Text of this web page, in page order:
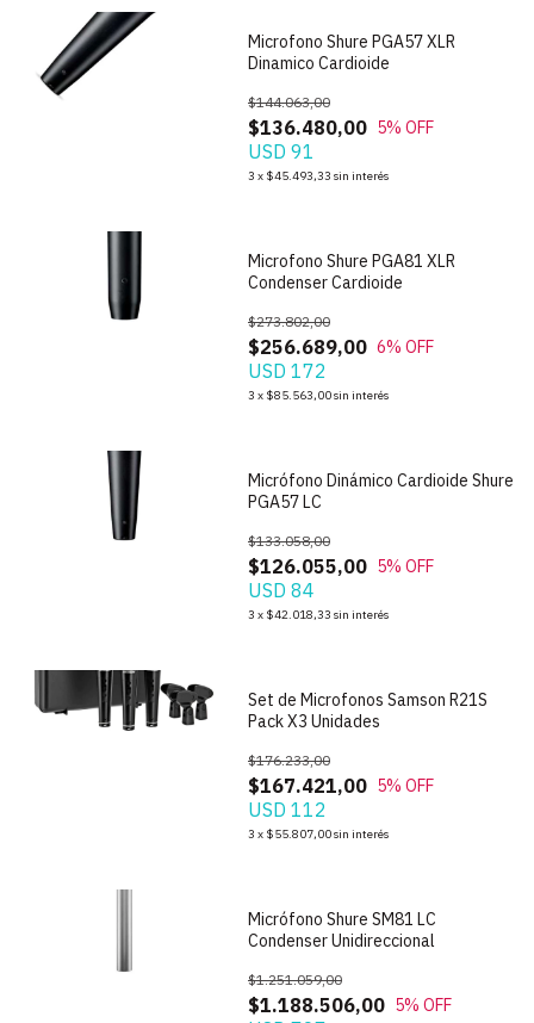
Microfono Shure PGA57 XLR
Dinamico Cardioide
$136.480,00
$144.063,00
5% OFF
USD 91
3 x $45.493,33 sin interés
Microfono Shure PGA81 XLR
Condenser Cardioide
$256.689,00
$273.802,00
6% OFF
USD 172
3 x $85.563,00sin interés
Micrófono Dinámico Cardioide Shure
PGA57 LC
$126.055,00
$133.058,00
5% OFF
USD 84
3 x $42.018,33 sin interés
Set de Microfonos Samson R21S
Pack X3 Unidades
$167.421,00
$176.233,00
5% OFF
USD 112
3 x $55.807,00sin interés
Micrófono Shure SM81 LC
Condenser Unidireccional
$1.188.506,00
$1.251.059,00
5% OFF